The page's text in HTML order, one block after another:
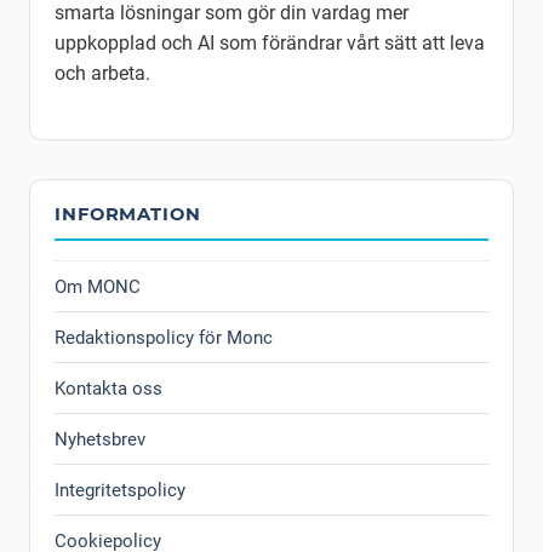
smarta lösningar som gör din vardag mer
uppkopplad och AI som förändrar vårt sätt att leva
och arbeta.
INFORMATION
Om MONC
Redaktionspolicy för Monc
Kontakta oss
Nyhetsbrev
Integritetspolicy
Cookiepolicy